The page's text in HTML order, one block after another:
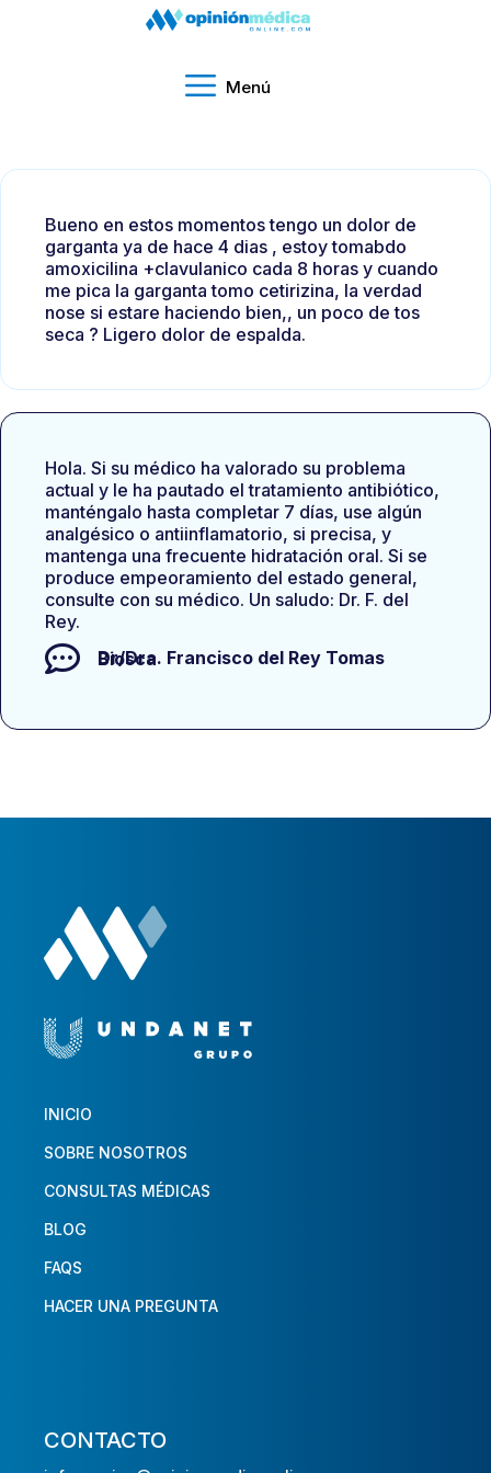
Menú
Bueno en estos momentos tengo un dolor de
garganta ya de hace 4 dias , estoy tomabdo
amoxicilina +clavulanico cada 8 horas y cuando
me pica la garganta tomo cetirizina, la verdad
nose si estare haciendo bien,, un poco de tos
seca ? Ligero dolor de espalda.
Hola. Si su médico ha valorado su problema
actual y le ha pautado el tratamiento antibiótico,
manténgalo hasta completar 7 días, use algún
analgésico o antiinflamatorio, si precisa, y
mantenga una frecuente hidratación oral. Si se
produce empeoramiento del estado general,
consulte con su médico. Un saludo: Dr. F. del
Rey.
Dr/Dra.
Francisco del Rey Tomas Biosca
INICIO
SOBRE NOSOTROS
CONSULTAS MÉDICAS
BLOG
FAQS
HACER UNA PREGUNTA
CONTACTO